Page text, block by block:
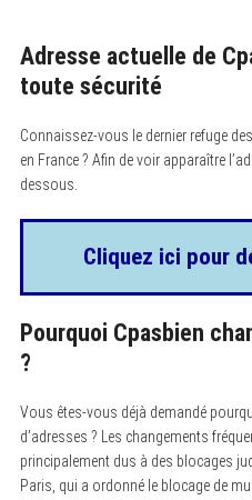
Adresse actuelle de
toute sécurité
Connaissez-vous le dernier refuge
en France ? Afin de voir apparaître
dessous.
Cliquez ici pour
Pourquoi Cpasbien
?
Vous êtes-vous déjà demandé
d’adresses ? Les changements
principalement dus à des blocages
Paris, qui a ordonné le blocage de